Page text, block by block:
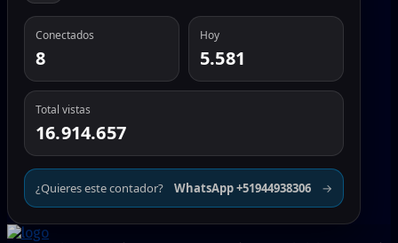
Conectados
8
Hoy
5.581
Total vistas
16.914.657
¿Quieres este contador? WhatsApp +51944938306 →